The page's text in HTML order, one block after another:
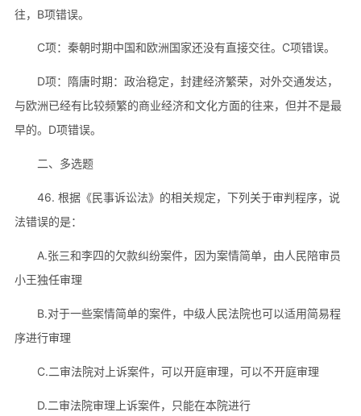
往，B项错误。
C项：秦朝时期中国和欧洲国家还没有直接交往。C项错误。
D项：隋唐时期：政治稳定，封建经济繁荣，对外交通发达，
与欧洲已经有比较频繁的商业经济和文化方面的往来，但并不是最
早的。D项错误。
二、多选题
46. 根据《民事诉讼法》的相关规定，下列关于审判程序，说
法错误的是：
A.张三和李四的欠款纠纷案件，因为案情简单，由人民陪审员
小王独任审理
B.对于一些案情简单的案件，中级人民法院也可以适用简易程
序进行审理
C.二审法院对上诉案件，可以开庭审理，可以不开庭审理
D.二审法院审理上诉案件，只能在本院进行